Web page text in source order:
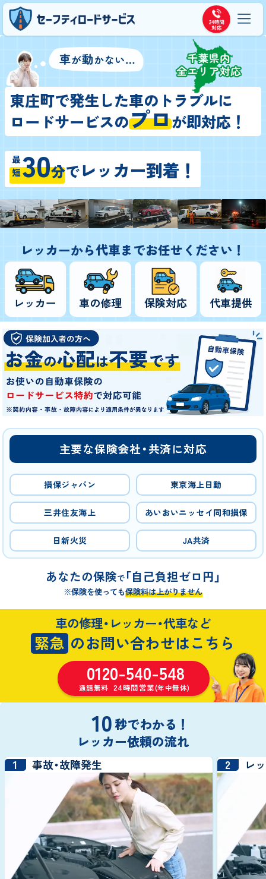
東庄町で発生した車のトラブルに
ロードサービスのプロが即対応！
最短30分でレッカー到着！
レッカーから代車までお任せください！
レッカー 車の修理 保険対応 代車提供
主要な保険会社・共済に対応
損保ジャパン 東京海上日動
三井住友海上 あいおいニッセイ同和損保
日新火災 JA共済
あなたの保険で「自己負担ゼロ円」
※保険を使っても保険料は上がりません
車の修理・レッカー・代車など
緊急 のお問い合わせはこちら
0120-540-548
通話無料 24時間営業(年中無休)
10秒でわかる！
レッカー依頼の流れ
1 事故・故障発生 2 レ